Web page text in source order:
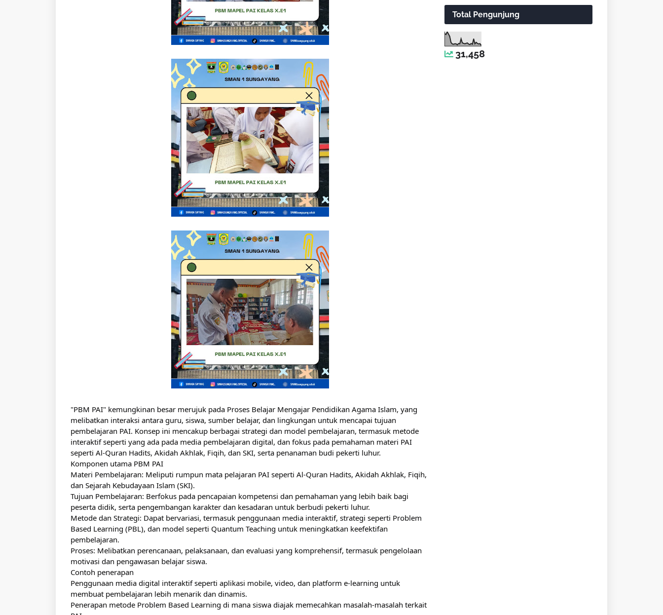
"PBM PAI" kemungkinan besar merujuk pada Proses Belajar Mengajar Pendidikan Agama Islam, yang
melibatkan interaksi antara guru, siswa, sumber belajar, dan lingkungan untuk mencapai tujuan
pembelajaran PAI. Konsep ini mencakup berbagai strategi dan model pembelajaran, termasuk metode
interaktif seperti yang ada pada media pembelajaran digital, dan fokus pada pemahaman materi PAI
seperti Al-Quran Hadits, Akidah Akhlak, Fiqih, dan SKI, serta penanaman budi pekerti luhur.
Komponen utama PBM PAI
Materi Pembelajaran: Meliputi rumpun mata pelajaran PAI seperti Al-Quran Hadits, Akidah Akhlak, Fiqih,
dan Sejarah Kebudayaan Islam (SKI).
Tujuan Pembelajaran: Berfokus pada pencapaian kompetensi dan pemahaman yang lebih baik bagi
peserta didik, serta pengembangan karakter dan kesadaran untuk berbudi pekerti luhur.
Metode dan Strategi: Dapat bervariasi, termasuk penggunaan media interaktif, strategi seperti Problem
Based Learning (PBL), dan model seperti Quantum Teaching untuk meningkatkan keefektifan
pembelajaran.
Proses: Melibatkan perencanaan, pelaksanaan, dan evaluasi yang komprehensif, termasuk pengelolaan
motivasi dan pengawasan belajar siswa.
Contoh penerapan
Penggunaan media digital interaktif seperti aplikasi mobile, video, dan platform e-learning untuk
membuat pembelajaran lebih menarik dan dinamis.
Penerapan metode Problem Based Learning di mana siswa diajak memecahkan masalah-masalah terkait
Total Pengunjung
31,458